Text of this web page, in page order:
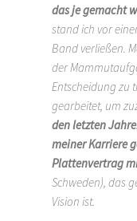
das je gemacht
stand ich vor
Band verließen.
der
Entscheidung zu
gearbeitet, um
den letzten
meiner Karriere
Plattenvertrag
Schweden), das
Vision ist.